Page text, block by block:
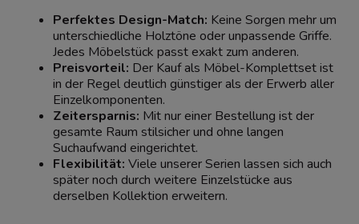
Perfektes Design-Match: Keine Sorgen mehr um
unterschiedliche Holztöne oder unpassende Griffe.
Jedes Möbelstück passt exakt zum anderen.
Preisvorteil: Der Kauf als Möbel-Komplettset ist
in der Regel deutlich günstiger als der Erwerb aller
Einzelkomponenten.
Zeitersparnis: Mit nur einer Bestellung ist der
gesamte Raum stilsicher und ohne langen
Suchaufwand eingerichtet.
Flexibilität: Viele unserer Serien lassen sich auch
später noch durch weitere Einzelstücke aus
derselben Kollektion erweitern.